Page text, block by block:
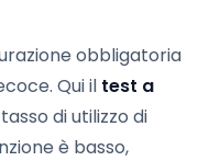
obbligatoria
Qui il test a
di utilizzo di
è basso,